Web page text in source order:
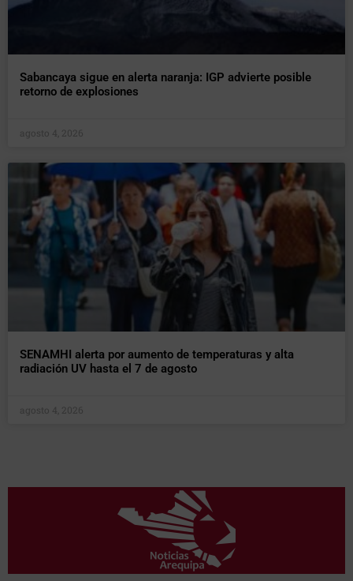
Sabancaya sigue en alerta naranja: IGP advierte posible
retorno de explosiones
agosto 4, 2026
SENAMHI alerta por aumento de temperaturas y alta
radiación UV hasta el 7 de agosto
agosto 4, 2026